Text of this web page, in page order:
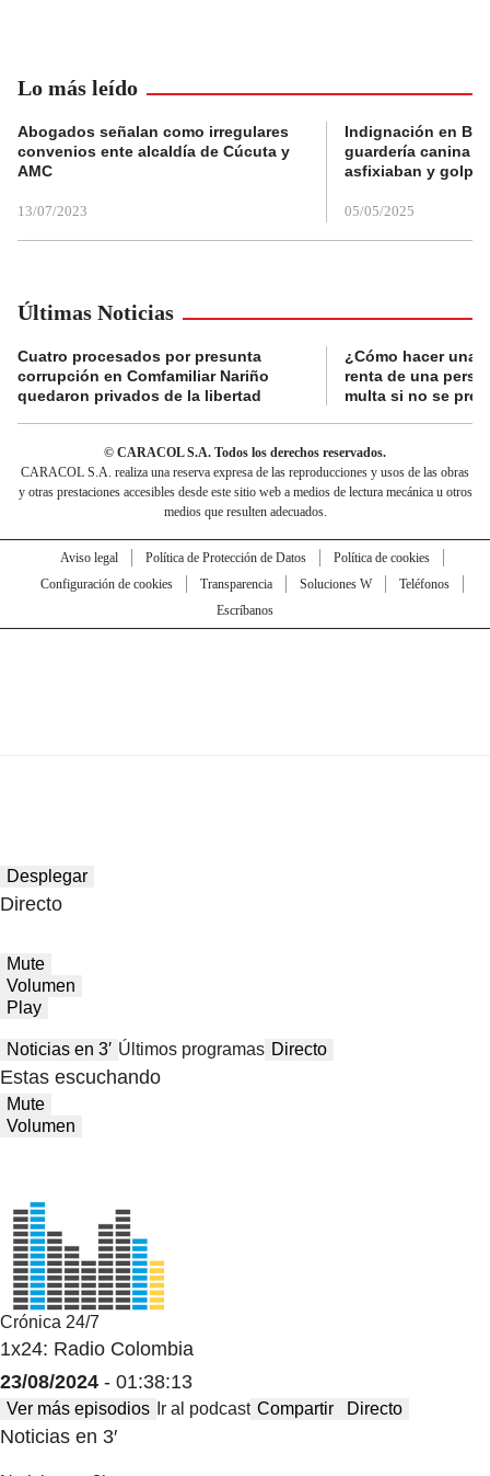
Lo más leído
Abogados señalan como irregulares
convenios ente alcaldía de Cúcuta y
AMC
13/07/2023
Indignación en
guardería canina
asfixiaban y
05/05/2025
Últimas Noticias
Cuatro procesados por presunta
corrupción en Comfamiliar Nariño
quedaron privados de la libertad
¿Cómo hacer una
renta de una
multa si no se
© CARACOL S.A. Todos los derechos reservados.
CARACOL S.A. realiza una reserva expresa de las reproducciones y usos de las obras
y otras prestaciones accesibles desde este sitio web a medios de lectura mecánica u otros
medios que resulten adecuados.
Aviso legal Política de Protección de Datos
Política de cookies
Configuración de cookies
Transparencia Soluciones W
Teléfonos
Escríbanos
Desplegar
Directo
Mute
Volumen
Play
Noticias en 3′ Últimos programas Directo
Estas escuchando
Mute
Volumen
Crónica 24/7
1x24: Radio Colombia
23/08/2024 - 01:38:13
Ver más episodios Ir al podcast Compartir Directo
Noticias en 3′